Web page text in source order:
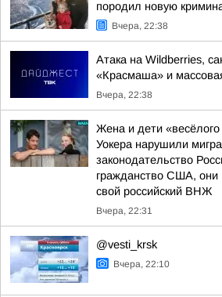
породил новую
Вчера, 22:38
Атака на Wildberries,
«Красмаша» и
Вчера, 22:38
Жена и дети
Уокера нарушили
законодательство
гражданство США,
свой российский ВНЖ
Вчера, 22:31
@vesti_krsk
Вчера, 22:10